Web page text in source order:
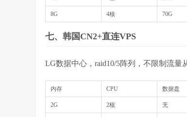
8G 4核 70G
七、韩国CN2+直连VPS
LG数据中心，raid10/5阵列，不限制流量
内存 CPU 数据盘
2G 2核 无